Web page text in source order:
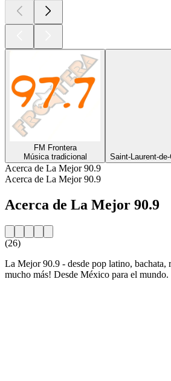
FM Frontera
Música tradicional
Saint-Laurent-
Acerca de La Mejor 90.9
Acerca de La Mejor 90.9
Acerca de La Mejor 90.9
(26)
La Mejor 90.9 - desde pop latino, bachata,
mucho más! Desde México para el mundo.